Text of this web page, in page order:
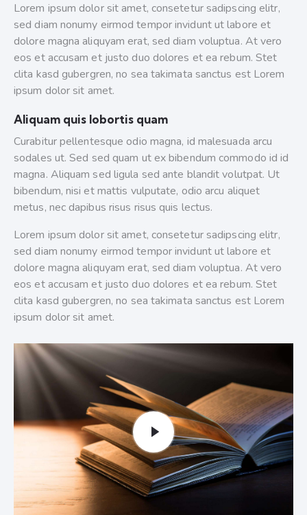
Lorem ipsum dolor sit amet, consetetur sadipscing elitr,
sed diam nonumy eirmod tempor invidunt ut labore et
dolore magna aliquyam erat, sed diam voluptua. At vero
eos et accusam et justo duo dolores et ea rebum. Stet
clita kasd gubergren, no sea takimata sanctus est Lorem
ipsum dolor sit amet.
Aliquam quis lobortis quam
Curabitur pellentesque odio magna, id malesuada arcu
sodales ut. Sed sed quam ut ex bibendum commodo id id
magna. Aliquam sed ligula sed ante blandit volutpat. Ut
bibendum, nisi et mattis vulputate, odio arcu aliquet
metus, nec dapibus risus risus quis lectus.
Lorem ipsum dolor sit amet, consetetur sadipscing elitr,
sed diam nonumy eirmod tempor invidunt ut labore et
dolore magna aliquyam erat, sed diam voluptua. At vero
eos et accusam et justo duo dolores et ea rebum. Stet
clita kasd gubergren, no sea takimata sanctus est Lorem
ipsum dolor sit amet.